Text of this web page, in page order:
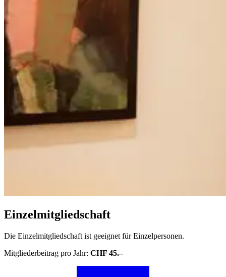
Einzelmitgliedschaft
Die Einzelmitgliedschaft ist geeignet für Einzelpersonen.
Mitgliederbeitrag pro Jahr: CHF 45.–